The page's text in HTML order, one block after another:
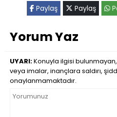
Paylaş Paylaş
Yorum Yaz
UYARI:Konuyla ilgisi
veya imalar, inançlara saldırı,
onaylanmamaktadır.